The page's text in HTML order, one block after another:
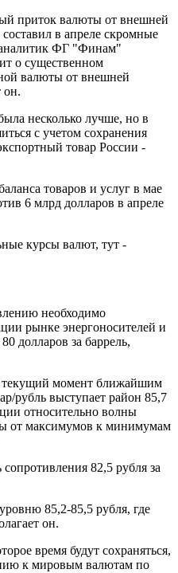
приток валюты от внешней
в апреле скромные
аналитик ФГ "Финам"
о существенном
валюты от внешней
он.
несколько лучше, но в
с учетом сохранения
товар России -
товаров и услуг в мае
6 млрд долларов в апреле
курсы валют, тут -
необходимо
рынке энергоносителей и
долларов за баррель,
текущий момент ближайшим
рубль выступает район 85,7
относительно волны
от максимумов к минимумам
82,5 рубля за
85,2-85,5 рубля, где
он.
время будут сохраняться,
к мировым валютам по